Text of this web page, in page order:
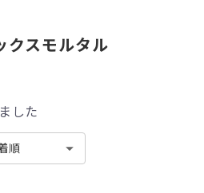
クスモルタル
した